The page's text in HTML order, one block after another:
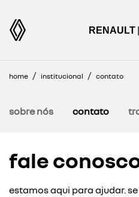
RENAULT
home institucional contato
sobre nós contato
fale
estamos aqui para ajudar.